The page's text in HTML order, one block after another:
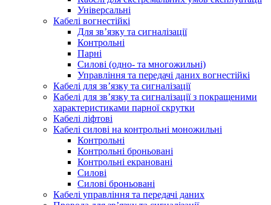
Універсальні
Кабелі вогнестійкі
Для зв’язку та сигналізації
Контрольні
Парні
Силові (одно- та многожильні)
Управління та передачі даних вогнестійкі
Кабелі для зв’язку та сигналізації
Кабелі для зв’язку та сигналізації з покращеними
характеристиками парної скрутки
Кабелі ліфтові
Кабелі силові на контрольні моножильні
Контрольні
Контрольні броньовані
Контрольні екрановані
Силові
Силові броньовані
Кабелі управління та передачі даних